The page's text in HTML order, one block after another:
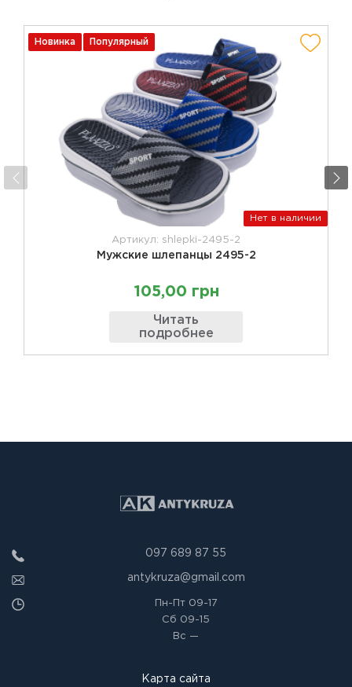
Новинка Популярный
Нет в наличии
Артикул: shlepki-2495-2
Мужские шлепанцы 2495-2
105,00 грн
Читать
подробнее
097 689 87 55
antykruza@gmail.com
Пн-Пт09-17
Сб 09-15
Вс —
Карта сайта